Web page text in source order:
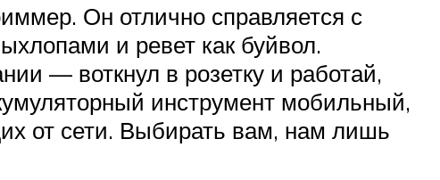
Он отлично справляется с
и ревет как буйвол.
— воткнул в розетку и работай,
инструмент мобильный,
от сети. Выбирать вам, нам лишь